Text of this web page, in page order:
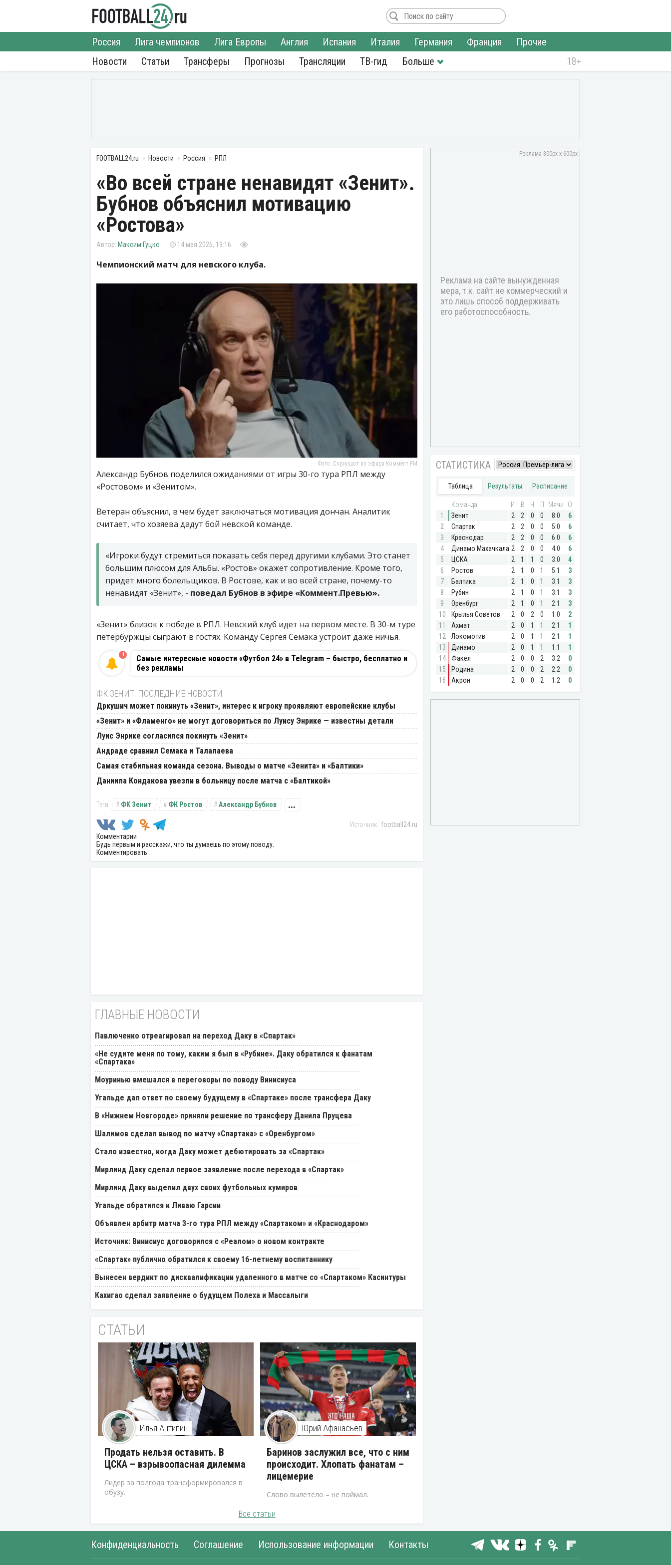
Новости
Россия Лига чемпионов Лига Европы Англия Испания Италия Германия Франция
Прочие
Статьи
Трансферы Прогнозы Трансляции ТВ-гид
FOOTBALL24.ru Новости Россия РПЛ
«Во всей стране ненавидят «Зенит».
Бубнов объяснил мотивацию
«Ростова»
Максим Гуцко 14 мая 2026, 19:16
Чемпионский матч для невского клуба.
Фото: Скриншот из эфира Коммент.FM
Александр Бубнов поделился ожиданиями от игры 30-го тура РПЛ между
«Ростовом» и «Зенитом».
Ветеран объяснил, в чем будет заключаться мотивация дончан. Аналитик
считает, что хозяева дадут бой невской команде.
«Игроки будут стремиться показать себя перед другими клубами. Это станет
большим плюсом для Альбы. «Ростов» окажет сопротивление. Кроме того,
придет много болельщиков. В Ростове, как и во всей стране, почему-то
ненавидят «Зенит», - поведал Бубнов в эфире «Коммент.Превью».
«Зенит» близок к победе в РПЛ. Невский клуб идет на первом месте. В 30-м туре
петербуржцы сыграют в гостях. Команду Сергея Семака устроит даже ничья.
Самые интересные новости «Футбол 24» в Telegram – быстро, бесплатно и
без рекламы
1
ФК ЗЕНИТ: ПОСЛЕДНИЕ НОВОСТИ
Дркушич может покинуть «Зенит», интерес к игроку проявляют европейские клубы
«Зенит» и «Фламенго» не могут договориться по Луису Энрике — известны детали
Луис Энрике согласился покинуть «Зенит»
Андраде сравнил Семака и Талалаева
Самая стабильная команда сезона. Выводы о матче «Зенита» и «Балтики»
Даниила Кондакова увезли в больницу после матча с «Балтикой»
ФК Зенит ФК Ростов Александр Бубнов ...
football24.ru
Комментарии
Будь первым и расскажи, что ты думаешь по этому поводу.
Комментировать
ГЛАВНЫЕ НОВОСТИ
Павлюченко отреагировал на переход Даку в «Спартак»
«Не судите меня по тому, каким я был в «Рубине». Даку обратился к фанатам
«Спартака»
Моуринью вмешался в переговоры по поводу Винисиуса
Угальде дал ответ по своему будущему в «Спартаке» после трансфера Даку
В «Нижнем Новгороде» приняли решение по трансферу Данила Пруцева
Шалимов сделал вывод по матчу «Спартака» с «Оренбургом»
Стало известно, когда Даку может дебютировать за «Спартак»
Мирлинд Даку сделал первое заявление после перехода в «Спартак»
Мирлинд Даку выделил двух своих футбольных кумиров
Угальде обратился к Ливаю Гарсии
Объявлен арбитр матча 3-го тура РПЛ между «Спартаком» и «Краснодаром»
Источник: Винисиус договорился с «Реалом» о новом контракте
«Спартак» публично обратился к своему 16-летнему воспитаннику
Вынесен вердикт по дисквалификации удаленного в матче со «Спартаком» Касинтуры
Кахигао сделал заявление о будущем Полеха и Массалыги
СТАТЬИ
Илья Антипин
Продать нельзя оставить. В
ЦСКА – взрывоопасная дилемма
Лидер за полгода трансформировался в
обузу.
Юрий Афанасьев
Баринов заслужил все, что с ним
происходит. Хлопать фанатам –
лицемерие
Слово вылетело – не поймал.
Все статьи
Конфиденциальность Соглашение Использование информации Контакты